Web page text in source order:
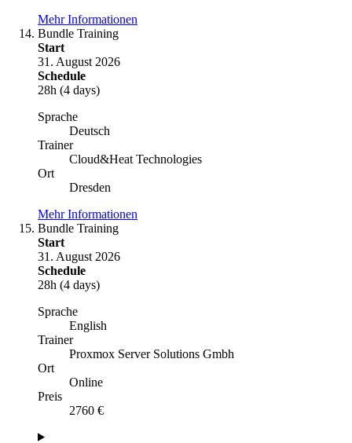
Mehr Informationen
Bundle Training
Start
31. August 2026
Schedule
28h (4 days)
Sprache
Deutsch
Trainer
Cloud&Heat Technologies
Ort
Dresden
Mehr Informationen
Bundle Training
Start
31. August 2026
Schedule
28h (4 days)
Sprache
English
Trainer
Proxmox Server Solutions Gmbh
Ort
Online
Preis
2760 €